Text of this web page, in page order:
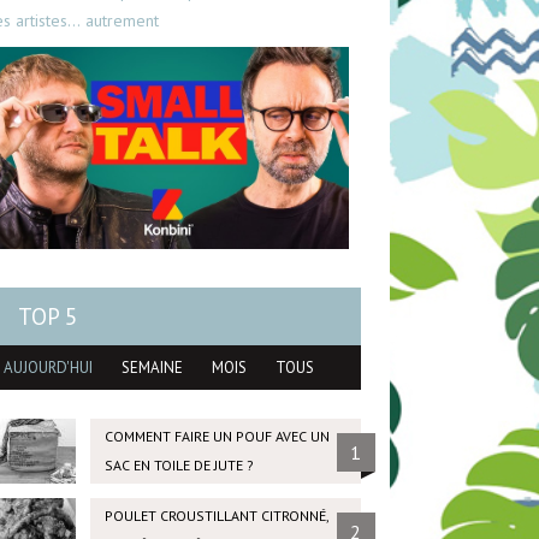
artistes… autrement
TOP 5
AUJOURD'HUI SEMAINE MOIS TOUS
COMMENT FAIRE UN POUF AVEC UN
SAC EN TOILE DE JUTE ?
1
POULET CROUSTILLANT CITRONNÉ,
2